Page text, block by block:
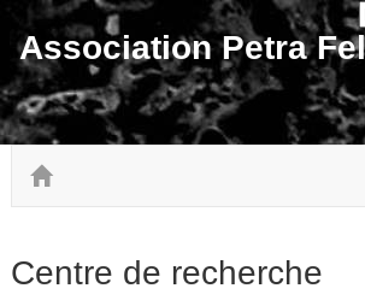
Association Petra
Centre de recherche